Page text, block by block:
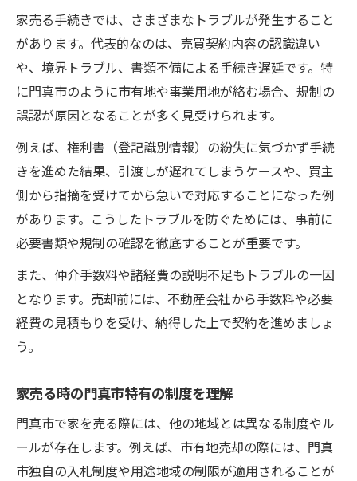
家売る手続きでは、さまざまなトラブルが発生すること
があります。代表的なのは、売買契約内容の認識違い
や、境界トラブル、書類不備による手続き遅延です。特
に門真市のように市有地や事業用地が絡む場合、規制の
誤認が原因となることが多く見受けられます。
例えば、権利書（登記識別情報）の紛失に気づかず手続
きを進めた結果、引渡しが遅れてしまうケースや、買主
側から指摘を受けてから急いで対応することになった例
があります。こうしたトラブルを防ぐためには、事前に
必要書類や規制の確認を徹底することが重要です。
また、仲介手数料や諸経費の説明不足もトラブルの一因
となります。売却前には、不動産会社から手数料や必要
経費の見積もりを受け、納得した上で契約を進めましょ
う。
家売る時の門真市特有の制度を理解
門真市で家を売る際には、他の地域とは異なる制度やル
ールが存在します。例えば、市有地売却の際には、門真
市独自の入札制度や用途地域の制限が適用されることが